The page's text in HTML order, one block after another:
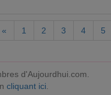
« 1 2 3 4 5
d'Aujourdhui.com.
cliquant ici